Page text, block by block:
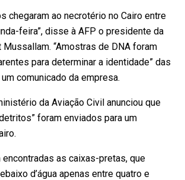
chegaram ao necrotério no Cairo entre
feira”, disse à AFP o presidente da
Mussallam. “Amostras de DNA foram
para determinar a identidade” das
comunicado da empresa.
da Aviação Civil anunciou que
foram enviados para um
encontradas as caixas-pretas, que
d’água apenas entre quatro e